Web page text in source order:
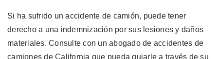
Si ha sufrido un accidente de camión, puede tener
derecho a una indemnización por sus lesiones y daños
materiales. Consulte con un abogado de accidentes de
camiones de California que pueda guiarle a través de su